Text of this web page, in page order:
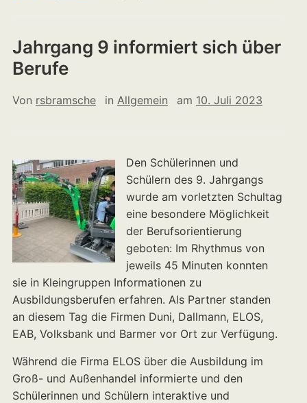
Jahrgang 9 informiert sich über
Berufe
Von rsbramsche in Allgemein am 10. Juli 2023
Den Schülerinnen und
Schülern des 9. Jahrgangs
wurde am vorletzten Schultag
eine besondere Möglichkeit
der Berufsorientierung
geboten: Im Rhythmus von
jeweils 45 Minuten konnten
sie in Kleingruppen Informationen zu
Ausbildungsberufen erfahren. Als Partner standen
an diesem Tag die Firmen Duni, Dallmann, ELOS,
EAB, Volksbank und Barmer vor Ort zur Verfügung.
Während die Firma ELOS über die Ausbildung im
Groß- und Außenhandel informierte und den
Schülerinnen und Schülern interaktive und